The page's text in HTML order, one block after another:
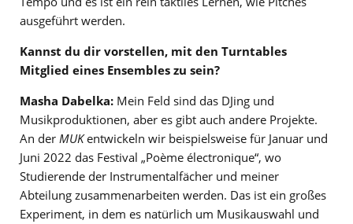
ausgeführt werden.
Kannst du dir vorstellen, mit den Turntables
Mitglied eines Ensembles zu sein?
Masha Dabelka: Mein Feld sind das DJing und
Musikproduktionen, aber es gibt auch andere Projekte.
An der MUKentwickeln wir beispielsweise für Januar und
Juni 2022 das Festival „Poème électronique“, wo
Studierende der Instrumentalfächer und meiner
Abteilung zusammenarbeiten werden. Das ist ein großes
Experiment, in dem es natürlich um Musikauswahl und